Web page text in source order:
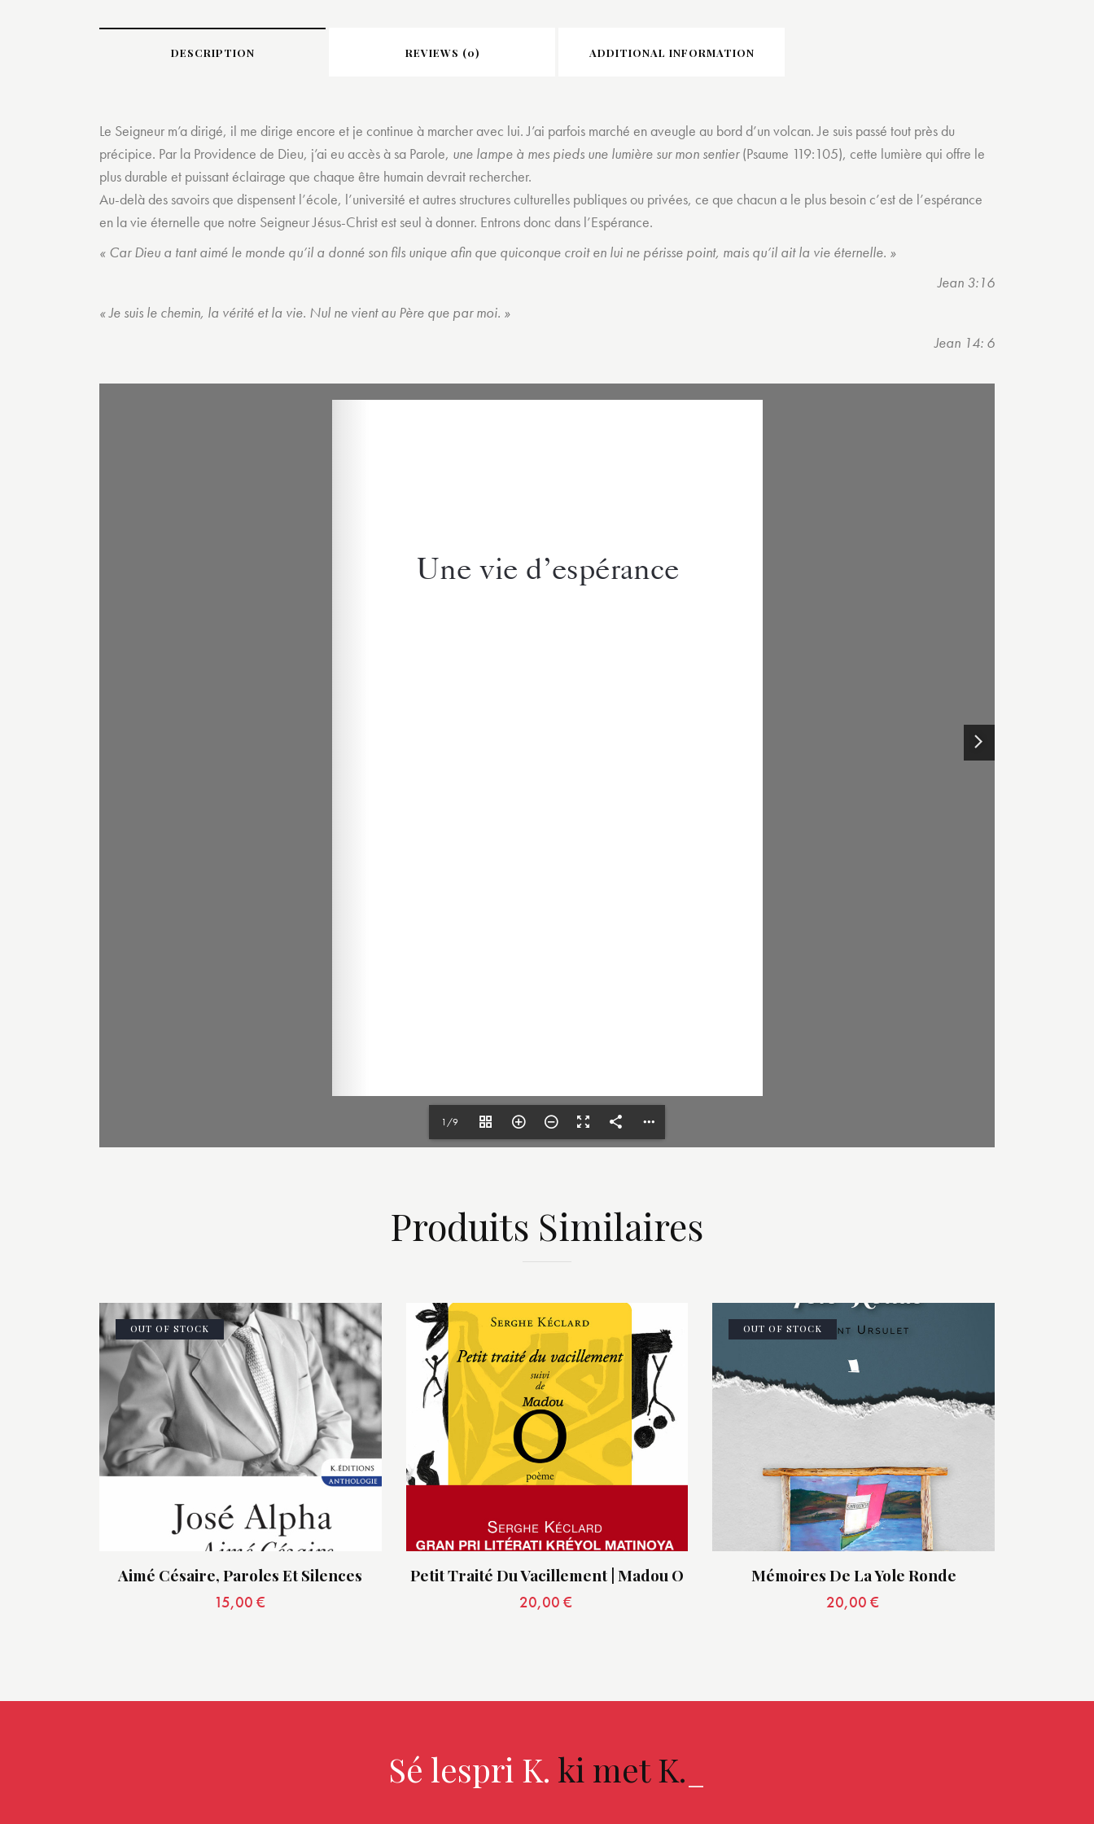
DESCRIPTION REVIEWS (0) ADDITIONAL INFORMATION
Le Seigneur m’a dirigé, il me dirige encore et je continue à marcher avec lui. J’ai parfois marché en aveugle au bord d’un volcan. Je suis passé tout près du
précipice. Par la Providence de Dieu, j’ai eu accès à sa Parole, une lampe à mes pieds une lumière sur mon sentier(Psaume 119:105), cette lumière qui offre le
plus durable et puissant éclairage que chaque être humain devrait rechercher.
Au-delà des savoirs que dispensent l’école, l’université et autres structures culturelles publiques ou privées, ce que chacun a le plus besoin c’est de l’espérance
en la vie éternelle que notre Seigneur Jésus-Christ est seul à donner. Entrons donc dans l’Espérance.
« Car Dieu a tant aimé le monde qu’il a donné son fils unique afin que quiconque croit en lui ne périsse point, mais qu’il ait la vie éternelle. »
Jean 3:16
« Je suis le chemin, la vérité et la vie. Nul ne vient au Père que par moi. »
Jean 14: 6
1/9
Produits Similaires
OUT OF STOCK
Aimé Césaire, Paroles Et Silences
15,00 €
Petit Traité Du Vacillement | Madou O
20,00€
OUT OF STOCK
Mémoires De La Yole Ronde
20,00€
Sé lespri K. ki met K.